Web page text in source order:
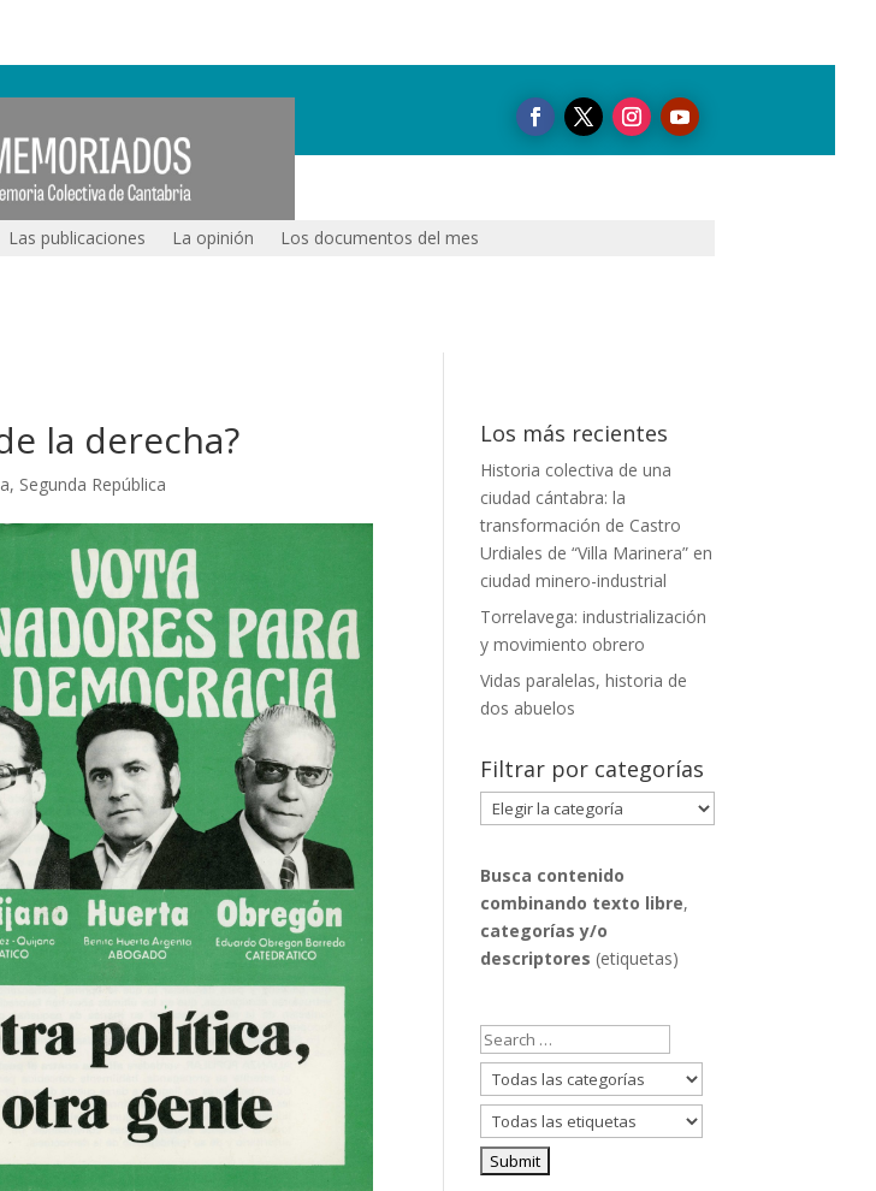
Las publicaciones La opinión Los documentos del mes
la derecha?
, Segunda República
Los más recientes
Historia colectiva de una
ciudad cántabra: la
transformación de Castro
Urdiales de “Villa Marinera” en
ciudad minero-industrial
Torrelavega: industrialización
y movimiento obrero
Vidas paralelas, historia de
dos abuelos
Filtrar por categorías
Filtrar
por
Busca contenido
combinando texto libre,
categorías y/o
descriptores (etiquetas)